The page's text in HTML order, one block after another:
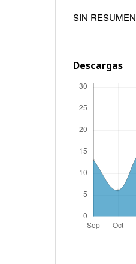
SIN RESUMEN
Descargas